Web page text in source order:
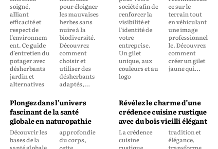
soigné,
alliant
efficacité et
respect de
l’environnem
ent. Ce guide
d’entretien du
potager avec
désherbants
jardin et
alternatives
pour éloigner
les mauvaises
herbes sans
nuire à la
biodiversité.
Découvrez
comment
choisir et
utiliser des
désherbants
adaptés,...
société afin de
renforcer la
visibilité et
l’identité de
votre
entreprise.
Un gilet
unique, aux
couleurs et au
logo
ce sur le
terrain tout
en véhiculant
une image
professionnel
le. Découvrez
comment
créer un gilet
jaune qui...
Plongez dans l’univers
fascinant de la santé
globale en naturopathie
Découvrir les
bases de la
approfondie
du corps,
Révélez le charme d’une
crédence cuisine rustique
avec du bois vieilli élégant
La crédence
cuisine
tradition et
élégance,